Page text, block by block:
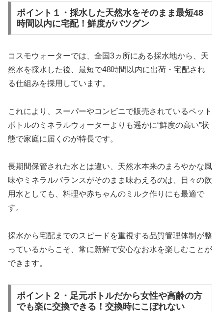
ポイント１・採水した天然水をそのまま最短48
時間以内に宅配！鮮度がバツグン
コスモウォーターでは、全国3ヵ所にある採水地から、天
然水を採水した後、最短で48時間以内に出荷・宅配され
る仕組みを採用しています。
これにより、スーパーやコンビニで販売されているペット
ボトルのミネラルウォーターよりも遥かに“鮮度の高い”状
態で家庭に届くのが特長です。
長期間保管された水とは違い、天然水本来のまろやかな風
味やミネラルバランスがそのまま味わえるのは、日々の飲
用水としても、料理や赤ちゃんのミルク作りにも最適で
す。
採水から宅配までのスピードを重視する品質管理体制が整
っているからこそ、常に新鮮で安心なお水を楽しむことが
できます。
ポイント２・足元ボトルだから女性や高齢の方
でも楽に交換できる！交換時にこぼれない